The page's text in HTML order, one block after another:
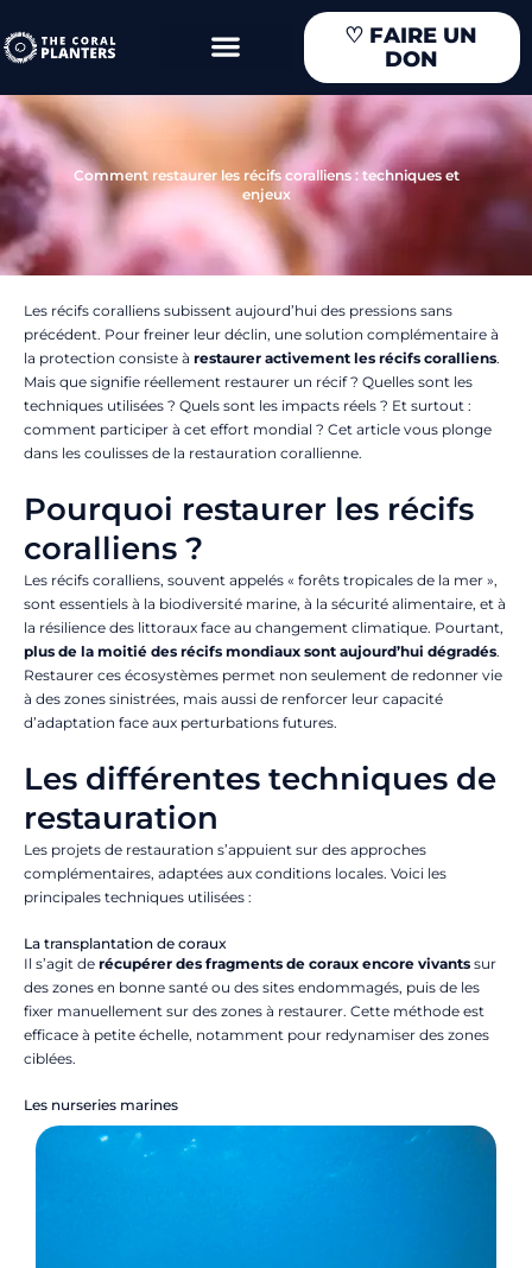
au
contenu
♡ FAIRE UN
DON
Comment restaurer les récifs coralliens : techniques et
enjeux
Les récifs coralliens subissent aujourd’hui des pressions sans
précédent. Pour freiner leur déclin, une solution complémentaire à
la protection consiste à restaurer activement les récifs coralliens.
Mais que signifie réellement restaurer un récif ? Quelles sont les
techniques utilisées ? Quels sont les impacts réels ? Et surtout :
comment participer à cet effort mondial ? Cet article vous plonge
dans les coulisses de la restauration corallienne.
Pourquoi restaurer les récifs
coralliens ?
Les récifs coralliens, souvent appelés « forêts tropicales de la mer »,
sont essentiels à la biodiversité marine, à la sécurité alimentaire, et à
la résilience des littoraux face au changement climatique. Pourtant,
plus de la moitié des récifs mondiaux sont aujourd’hui dégradés.
Restaurer ces écosystèmes permet non seulement de redonner vie
à des zones sinistrées, mais aussi de renforcer leur capacité
d’adaptation face aux perturbations futures.
Les différentes techniques de
restauration
Les projets de restauration s’appuient sur des approches
complémentaires, adaptées aux conditions locales. Voici les
principales techniques utilisées :
La transplantation de coraux
Il s’agit de récupérer des fragments de coraux encore vivants sur
des zones en bonne santé ou des sites endommagés, puis de les
fixer manuellement sur des zones à restaurer. Cette méthode est
efficace à petite échelle, notamment pour redynamiser des zones
ciblées.
Les nurseries marines